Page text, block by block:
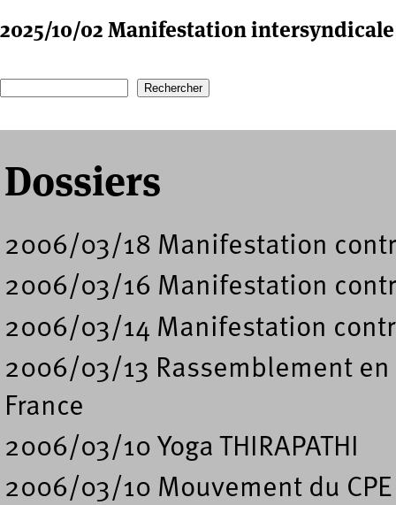
2025/10/02 Manifestation
Formulaire de recherche
Dossiers
2006/03/18 Manifestation
2006/03/16 Manifestation
2006/03/14 Manifestation
2006/03/13 Rassemblement
France
2006/03/10 Yoga THIRAPATHI
2006/03/10 Mouvement du